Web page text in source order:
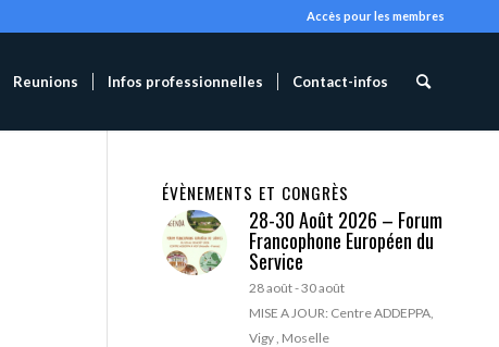
Accès pour les membres
Reunions Infos professionnelles Contact-infos
ÉVÈNEMENTS ET CONGRÈS
28-30 Août 2026 – Forum
Francophone Européen du
Service
28 août-30 août
MISE A JOUR: Centre ADDEPPA,
Vigy , Moselle